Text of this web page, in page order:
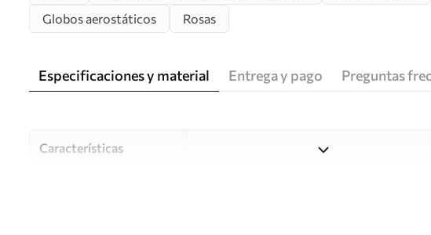
Globos aerostáticos
Rosas
Especificaciones y material Entrega y pago Preguntas
Características